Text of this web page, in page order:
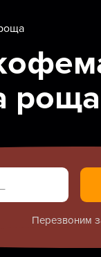
роща
Перезвоним